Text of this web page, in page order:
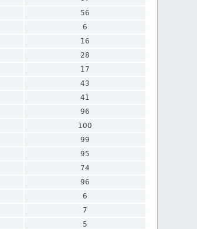
56
6
16
28
17
43
41
96
100
99
95
74
96
6
7
5